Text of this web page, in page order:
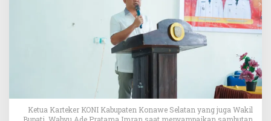
n
g
a
n
u
s
o
r
Ketua Karteker KONI Kabupaten Konawe Selatan yang juga Wakil